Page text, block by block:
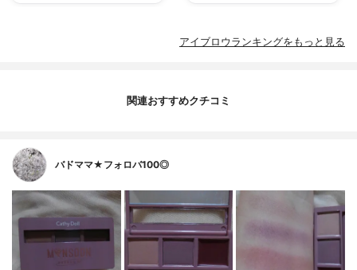
アイブロウランキングをもっと見る
関連おすすめクチコミ
バドママ★フォロバ100◎